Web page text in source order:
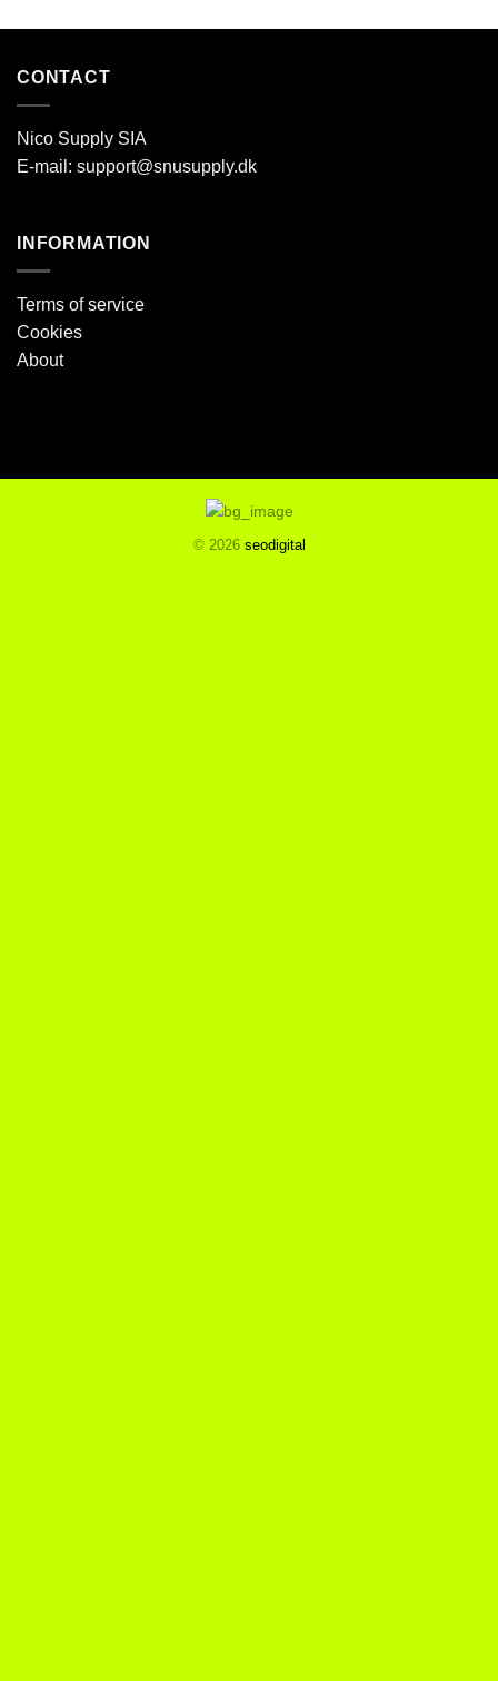
CONTACT
Nico Supply SIA
E-mail: support@snusupply.dk
INFORMATION
Terms of service
Cookies
About
© 2026 seodigital